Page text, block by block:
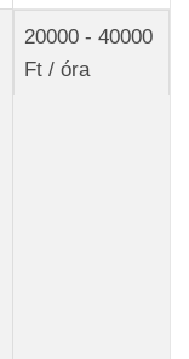
20000 - 40000
Ft / óra